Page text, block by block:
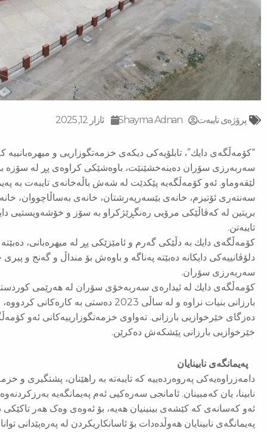
پرۆژەی تایبەت Shayma Adnan ئازار 12, 2025
“كۆمه‌ڵگه‌ی دایك”، تابلۆیه‌كی دیكه‌ی خزمه‌تگوزاریی و
سه‌ربه‌رزی سۆران ده‌ینه‌خشێنێت، باوه‌شێكی كراوه‌ی پڕ له‌ سۆزه‌
لێقه‌وماو. ئه‌و كۆمه‌ڵگه‌یه‌ پێكدێت له‌ شه‌ش باڵه‌خانه‌ی تایبه‌ت به‌
سه‌نته‌ری ئۆتیزم، خانه‌ی بێسه‌رپه‌رشتان، خانه‌ی به‌ساڵاچووان،
بریتین له‌ كه‌ڤاڵێكی مرۆیی ره‌نگڕێژكراو به‌ سۆز و خۆشه‌ویستیی
تایبەتن.
كۆمه‌ڵگه‌ی دایك به‌ دڵێكی گه‌رم و ئامێزێكی پڕ‌ له‌ میهره‌بانی،
دلۆڤانییه‌كی دایكانه‌ ده‌بێته‌ په‌ناگه‌ و باوه‌ش بۆ منداڵ و گه‌نج و
سه‌ربه‌رزی سۆران.
كۆمه‌ڵگەی دایك له‌ ئیداره‌ی سه‌ربه‌خۆی سۆران له‌ هه‌رێمی
بارزانی بنیات نراوه ‌و له‌ ساڵی 2023
ده‌زگای خێرخوازیی بارزانی. ته‌واوی خزمه‌تگوزارییه‌كانی ئه‌و
خێرخوازیی بارزانی پێشكه‌ش ده‌كرێن.
پەیمانگه‌ی نابینایان
دامەزراوەیەکی پەروەردەییە کە تایبەتە بە راهێنان، پشتگیری و
نابینا، یان کەمبینان. ئامانجی سەرەکیی ئەم پەیمانگه‌یه‌
ئەو کەسانەی کە کێشەی بینینیان هەیە، بۆ ئەوەی وەک هەر تاکێکی
پەیمانگەی نابینایان هەوڵدەدات بۆ ئاسانکاریکردن لە پەرەپێدانی